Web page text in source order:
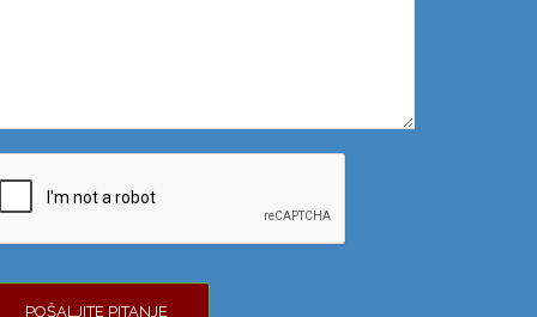
POŠALJITE PITANJE